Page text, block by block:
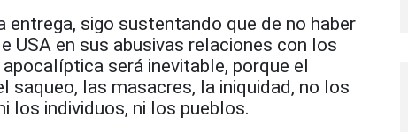
sigo sustentando que de no haber
USA en sus abusivas relaciones con los
será inevitable, porque el
saqueo, las masacres, la iniquidad, no los
los individuos, ni los pueblos.